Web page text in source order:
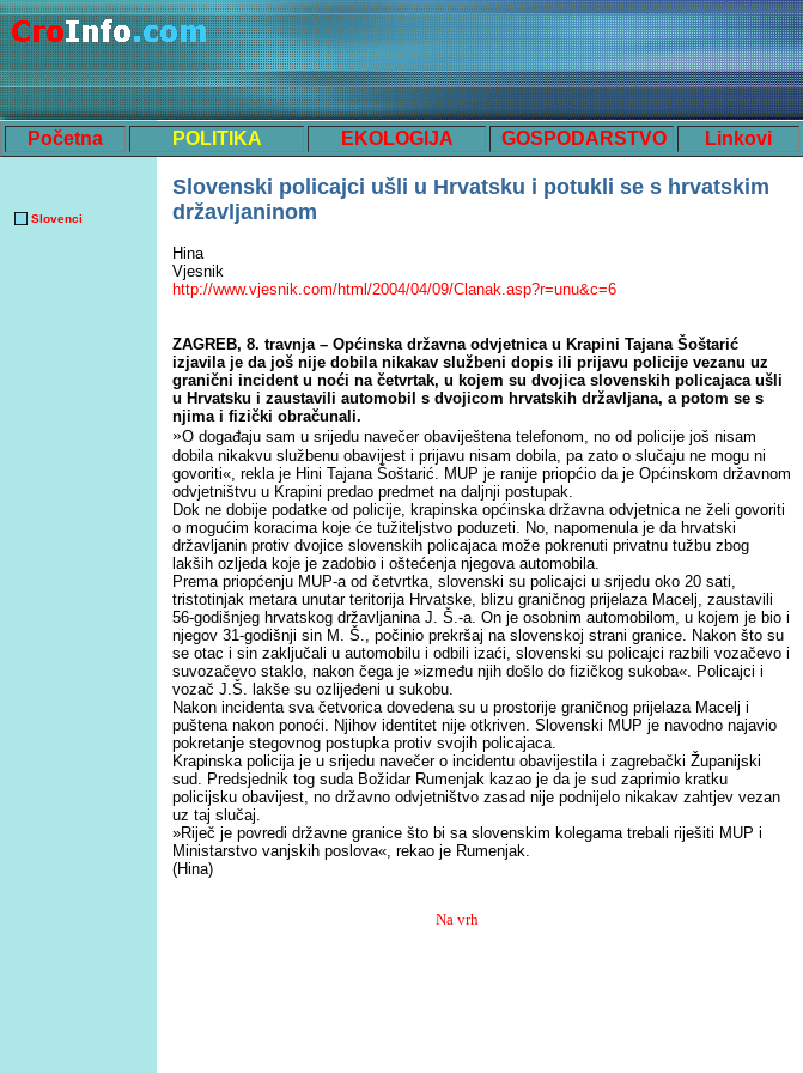
Početna POLITIKA EKOLOGIJA GOSPODARSTVO Linkovi
Slovenci
Slovenski policajci ušli u Hrvatsku i potukli se s hrvatskim
državljaninom
Hina
Vjesnik
http://www.vjesnik.com/html/2004/04/09/Clanak.asp?r=unu&c=6
ZAGREB, 8. travnja – Općinska državna odvjetnica u Krapini Tajana Šoštarić
izjavila je da još nije dobila nikakav službeni dopis ili prijavu policije vezanu uz
granični incident u noći na četvrtak, u kojem su dvojica slovenskih policajaca ušli
u Hrvatsku i zaustavili automobil s dvojicom hrvatskih državljana, a potom se s
njima i fizički obračunali.
»O događaju sam u srijedu navečer obaviještena telefonom, no od policije još nisam
dobila nikakvu službenu obavijest i prijavu nisam dobila, pa zato o slučaju ne mogu ni
govoriti«, rekla je Hini Tajana Šoštarić. MUP je ranije priopćio da je Općinskom državnom
odvjetništvu u Krapini predao predmet na daljnji postupak.
Dok ne dobije podatke od policije, krapinska općinska državna odvjetnica ne želi govoriti
o mogućim koracima koje će tužiteljstvo poduzeti. No, napomenula je da hrvatski
državljanin protiv dvojice slovenskih policajaca može pokrenuti privatnu tužbu zbog
lakših ozljeda koje je zadobio i oštećenja njegova automobila.
Prema priopćenju MUP-a od četvrtka, slovenski su policajci u srijedu oko 20 sati,
tristotinjak metara unutar teritorija Hrvatske, blizu graničnog prijelaza Macelj, zaustavili
56-godišnjeg hrvatskog državljanina J. Š.-a. On je osobnim automobilom, u kojem je bio i
njegov 31-godišnji sin M. Š., počinio prekršaj na slovenskoj strani granice. Nakon što su
se otac i sin zaključali u automobilu i odbili izaći, slovenski su policajci razbili vozačevo i
suvozačevo staklo, nakon čega je »između njih došlo do fizičkog sukoba«. Policajci i
vozač J.Š. lakše su ozlijeđeni u sukobu.
Nakon incidenta sva četvorica dovedena su u prostorije graničnog prijelaza Macelj i
puštena nakon ponoći. Njihov identitet nije otkriven. Slovenski MUP je navodno najavio
pokretanje stegovnog postupka protiv svojih policajaca.
Krapinska policija je u srijedu navečer o incidentu obavijestila i zagrebački Županijski
sud. Predsjednik tog suda Božidar Rumenjak kazao je da je sud zaprimio kratku
policijsku obavijest, no državno odvjetništvo zasad nije podnijelo nikakav zahtjev vezan
uz taj slučaj.
»Riječ je povredi državne granice što bi sa slovenskim kolegama trebali riješiti MUP i
Ministarstvo vanjskih poslova«, rekao je Rumenjak.
(Hina)
Na vrh